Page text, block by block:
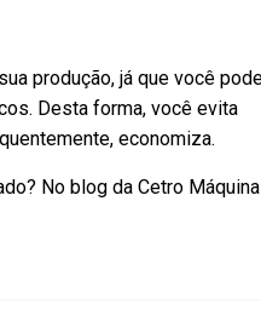
produção, já que você
Desta forma, você evita
economiza.
No blog da Cetro